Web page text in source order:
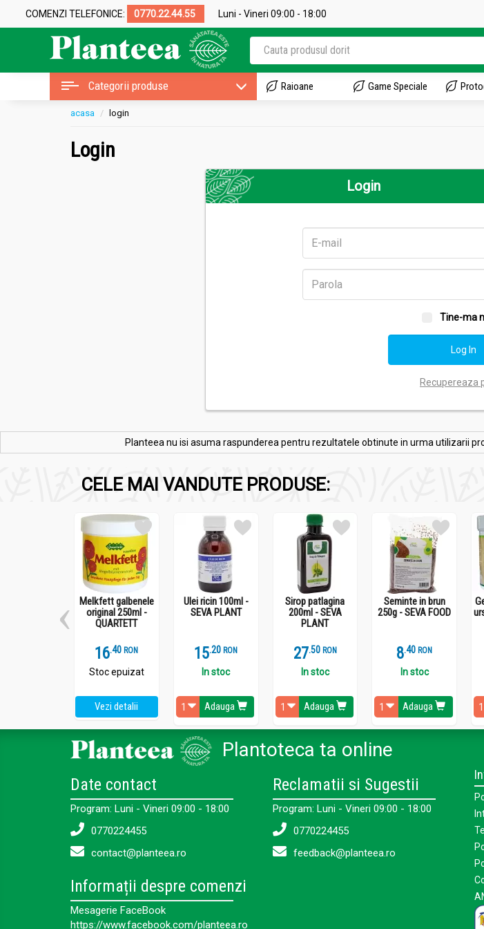
COMENZI TELEFONICE: 0770.22.44.55 Luni - Vineri 09:00 - 18:00
Categorii produse Raioane Game Speciale
acasa login
Login
Login
Tine-ma
Recupereaza
Planteea nu isi asuma raspunderea pentru rezultatele obtinute in urma utilizarii
CELE MAI VANDUTE PRODUSE:
Melkfett galbenele
original 250ml -
QUARTETT
16.4 RON
Stoc epuizat
Vezi detalii
Ulei ricin 100ml -
SEVA PLANT
15.2 RON
In stoc
Adauga
Sirop patlagina
200ml - SEVA
PLANT
27.5 RON
In stoc
Adauga
Seminte in brun
250g - SEVA FOOD
8.4 RON
In stoc
Adauga
Plantoteca ta online
Date contact
Program: Luni - Vineri 09:00 - 18:00
0770224455
contact@planteea.ro
Reclamatii si Sugestii
Program: Luni - Vineri 09:00 - 18:00
0770224455
feedback@planteea.ro
Informații despre comenzi
Mesagerie FaceBook
https://www.facebook.com/planteea.ro